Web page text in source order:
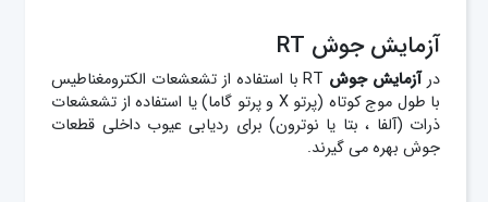
آزمایش جوش RT
درآزمایش جوش
RT با استفاده از تشعشعات الکترومغناطیس
با طول موج کوتاه (پرتو X و پرتو گاما) یا استفاده از تشعشعات
ذرات (آلفا ، بتا یا نوترون) برای ردیابی عیوب داخلی قطعات
جوش بهره می گیرند.